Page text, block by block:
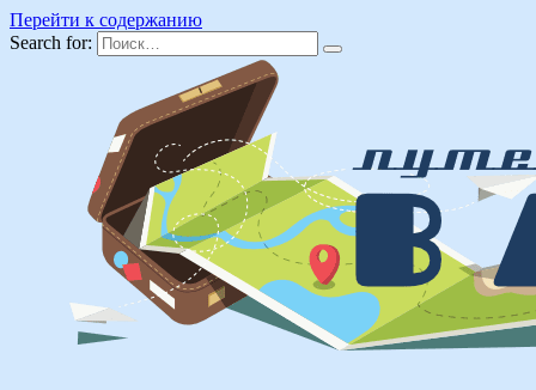
Перейти к содержанию
Search for: